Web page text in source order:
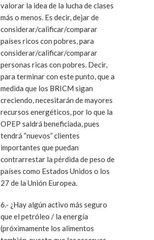
valorar la idea de la lucha de clases
más o menos. Es decir, dejar de
considerar/calificar/comparar
países ricos con pobres, para
considerar/calificar/comparar
personas ricas con pobres. Decir,
para terminar con este punto, que a
medida que los BRICM sigan
creciendo, necesitarán de mayores
recursos energéticos, por lo que la
OPEP saldrá beneficiada, pues
tendrá “nuevos” clientes
importantes que puedan
contrarrestar la pérdida de peso de
países como Estados Unidos o los
27 de la Unión Europea.
6.- ¿Hay algún activo más seguro
que el petróleo / la energía
(próximamente los alimentos